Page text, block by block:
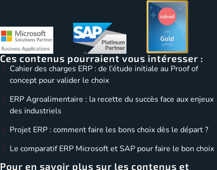
Ces contenus pourraient vous intéresser :
Cahier des charges ERP : de l’étude initiale au Proof of
concept pour valider le choix
ERP Agroalimentaire : la recette du succès face aux enjeux
des industriels
Projet ERP : comment faire les bons choix dès le départ ?
Le comparatif ERP Microsoft et SAP pour faire le bon choix
Pour en savoir plus sur les contenus et